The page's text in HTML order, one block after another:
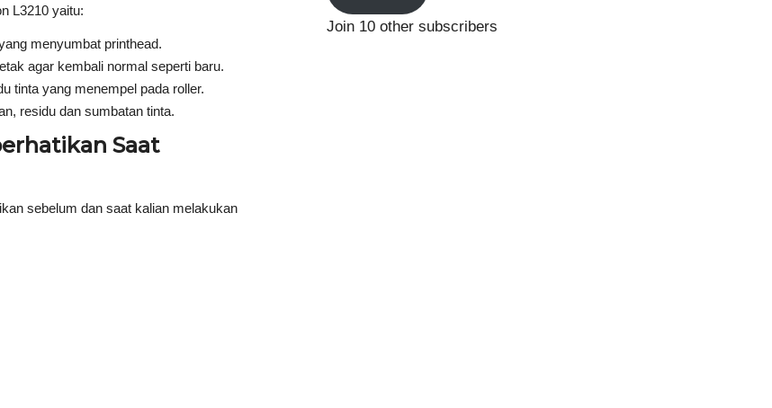
L3210 yaitu:
menyumbat printhead.
agar kembali normal seperti baru.
tinta yang menempel pada roller.
residu dan sumbatan tinta.
Saat
sebelum dan saat kalian melakukan
Join 10 other subscribers